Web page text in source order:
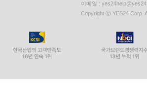
이메일 :
Copyright ⓒ YES24 Corp.